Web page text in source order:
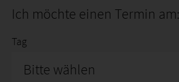
Ich möchte einen Termin am:
Tag
Bitte wählen